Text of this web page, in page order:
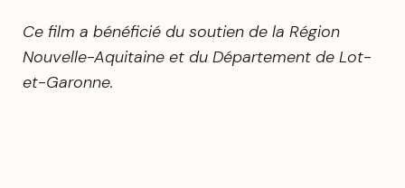
Ce film a bénéficié du soutien de la Région
Nouvelle-Aquitaine et du Département de Lot-
et-Garonne.